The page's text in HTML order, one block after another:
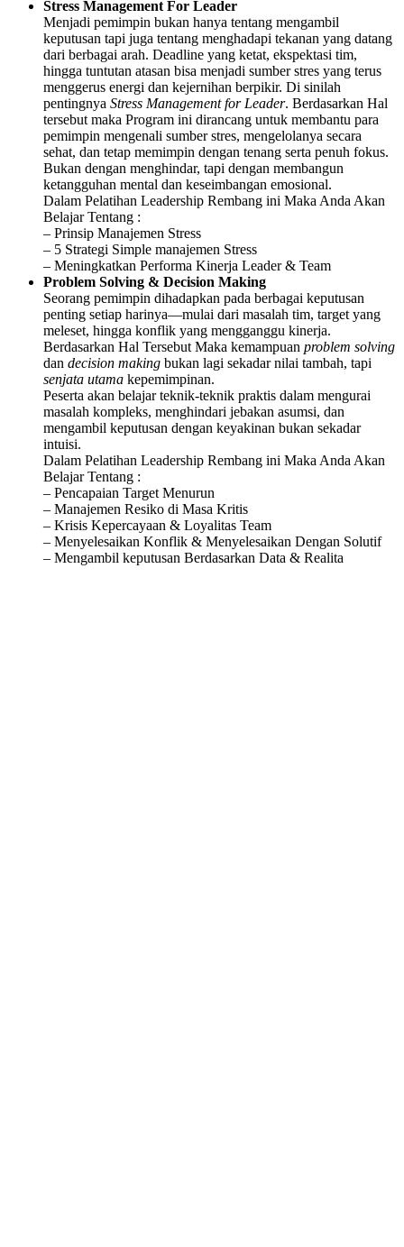
Stress Management For Leader
Menjadi pemimpin bukan hanya tentang mengambil
keputusan tapi juga tentang menghadapi tekanan yang datang
dari berbagai arah. Deadline yang ketat, ekspektasi tim,
hingga tuntutan atasan bisa menjadi sumber stres yang terus
menggerus energi dan kejernihan berpikir. Di sinilah
pentingnya Stress Management for Leader. Berdasarkan Hal
tersebut maka Program ini dirancang untuk membantu para
pemimpin mengenali sumber stres, mengelolanya secara
sehat, dan tetap memimpin dengan tenang serta penuh fokus.
Bukan dengan menghindar, tapi dengan membangun
ketangguhan mental dan keseimbangan emosional.
Dalam Pelatihan Leadership Rembang ini Maka Anda Akan
Belajar Tentang :
– Prinsip Manajemen Stress
– 5 Strategi Simple manajemen Stress
– Meningkatkan Performa Kinerja Leader & Team
Problem Solving & Decision Making
Seorang pemimpin dihadapkan pada berbagai keputusan
penting setiap harinya—mulai dari masalah tim, target yang
meleset, hingga konflik yang mengganggu kinerja.
Berdasarkan Hal Tersebut Maka kemampuan problem solving
dan decision making bukan lagi sekadar nilai tambah, tapi
senjata utama kepemimpinan.
Peserta akan belajar teknik-teknik praktis dalam mengurai
masalah kompleks, menghindari jebakan asumsi, dan
mengambil keputusan dengan keyakinan bukan sekadar
intuisi.
Dalam Pelatihan Leadership Rembang ini Maka Anda Akan
Belajar Tentang :
– Pencapaian Target Menurun
– Manajemen Resiko di Masa Kritis
– Krisis Kepercayaan & Loyalitas Team
– Menyelesaikan Konflik & Menyelesaikan Dengan Solutif
– Mengambil keputusan Berdasarkan Data & Realita